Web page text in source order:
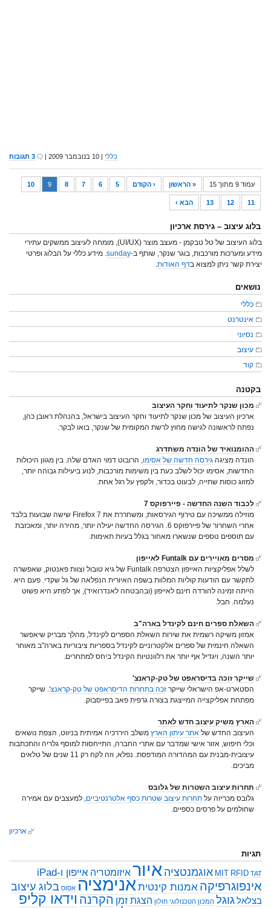
כללי | 10 בנובמבר 2009 | 3 תגובות
עמוד 9 מתוך 15 « הראשון ‹ הקודם 5
6
7
8
9
10
11
12
13 הבא ›
בלוג עיצוב – גירסת ארכיון
בלוג העיצוב של טל טבקמן - מעצב מוצר (UI/UX), מומחה לעיצוב ממשקים עתירי
מידע ומערכות מורכבות, בוגר שנקר, שותף ב-sunday. מידע כללי על הבלוג ופרטי
יצירת קשר ניתן למצוא בדף האודות.
נושאים
כללי
אינטרנט
נסיוני
עיצוב
קוד
בקטנה
מכון שנקר לתיעוד וחקר העיצוב
ארכיון העיצוב של מכון שנקר לתיעוד וחקר העיצוב בישראל, בהנהלת ראובן כהן,
נפתח לראשונה לגישה מחוץ לרשת המקומית של שנקר, בואו לבקר.
ההומנואיד של הונדה משתדרג
הונדה מציגה גירסה חדשה של אסימו, הרובוט דמוי האדם שלה. בין מגוון היכולות
החדשות, אסימו יכול לשלב כעת בין משימות מורכבות, לנוע ביעילות גבוהה יותר,
למזוג כוסות שתייה, לבעוט בכדור, ולקפץ על רגל אחת.
לכבוד השנה החדשה - פיירפוקס 7
מוזילה ממשיכה עם טירוף הגירסאות, ומשחררת את Firefox 7 שישה שבועות בלבד
אחרי השחרור של פיירפוקס 6. הגירסה החדשה יעילה יותר, מהירה יותר, ומאכזבת
עם תוספים נוספים שנשארו מאחור בגלל בעיות תאימות.
מסרים מאויירים עם Funtalk לאייפון
לשלל אפליקציות האייפון הצטרפה Funtalk של גיא טובול וצוות פאנטוק, שאפשרה
לתקשר עם הודעות קוליות המלוות בשפה האיורית הנפלאה של גל שקדי. פעם היא
הייתה זמינה להורדה חינם לאייפון (ובהבטחה לאנדרואיד), אך לפתע היא פשוט
נעלמה. חבל.
השאלת ספרים חינם לקינדל בארה"ב
אמזון משיקה רשמית את שירות השאלת הספרים לקינדל, מהלך מבריק שיאפשר
השאלה חינמית של ספרים אלקטרוניים לקינדל בספריות ציבוריות בארה"ב מאוחר
יותר השנה, ויגדיל אף יותר את רלוונטיות הקינדל ביחס למתחרים.
שייקר זוכה בדיסראפט של טק-קראנצ'
הסטארט-אפ הישראלי שייקר זכה בתחרות הדיסראפט של טק-קראנצ'. שייקר
מפתחת אפליקצייה המייצגת בצורה גרפית פאב בפייסבוק.
הארץ משיק עיצוב חדש לאתר
העיצוב החדש של אתר עיתון הארץ משלב היררכיה אמיתית בניווט, הצפת נושאים
וכלי חיפוש, אזור אישי שמדבר עם אתרי החברה, התייחסות למוסף גלריה והתכתבות
עיצובית-מבנית עם המהדורה המודפסת. נפלא, וזה לקח רק 11 שנים של טלאים
מביכים.
תחרות עיצוב השטרות של גלובס
גלובס מכריזה על תחרות עיצוב שטרות כסף אלטרנטיביים, למעצבים עם אמירה
שחולמים על פרסים כספיים.
ארכיון
תגיות
MIT RFID TAT אוגמנטציה איוראיזומטריה אייפון ו-iPad
אינפוגרפיקה אמנות קינטיתאנימציה אסוס בלוג עיצוב
בצלאלגוגל המכון הטכנולוגי חולון הצגת זמן הקרנה וידאו קליפ